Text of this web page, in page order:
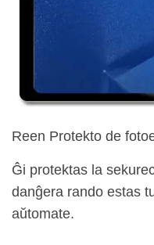
Reen Protekto de
Ĝi protektas la
danĝera rando estas
aŭtomate.